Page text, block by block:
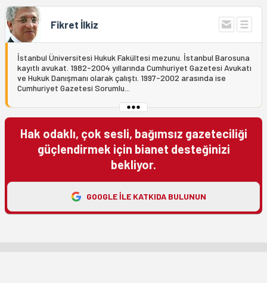
Fikret İlkiz
İstanbul Üniversitesi Hukuk Fakültesi mezunu. İstanbul Barosuna
kayıtlı avukat. 1982-2004 yıllarında Cumhuriyet Gazetesi Avukatı
ve Hukuk Danışmanı olarak çalıştı. 1997-2002 arasında ise
Cumhuriyet Gazetesi Sorumlu...
Hak odaklı, çok sesli, bağımsız gazeteciliği
güçlendirmek için bianet desteğinizi
bekliyor.
GOOGLE ILE KATKIDA BULUNUN